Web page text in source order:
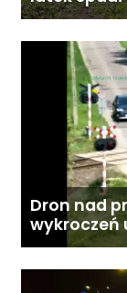
Dron nad
wykroczeń